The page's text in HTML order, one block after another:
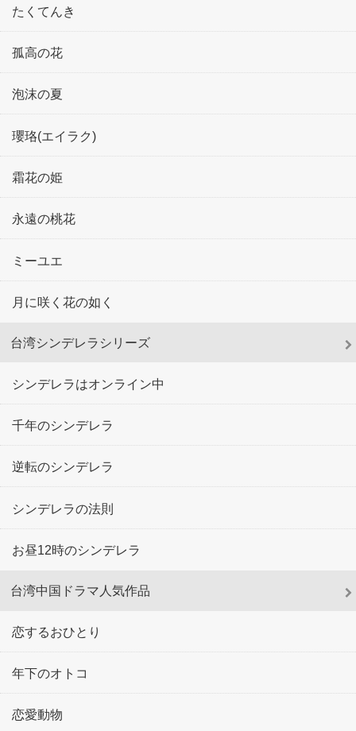
たくてんき
孤高の花
泡沫の夏
瓔珞(エイラク)
霜花の姫
永遠の桃花
ミーユエ
月に咲く花の如く
台湾シンデレラシリーズ
シンデレラはオンライン中
千年のシンデレラ
逆転のシンデレラ
シンデレラの法則
お昼12時のシンデレラ
台湾中国ドラマ人気作品
恋するおひとり
年下のオトコ
恋愛動物